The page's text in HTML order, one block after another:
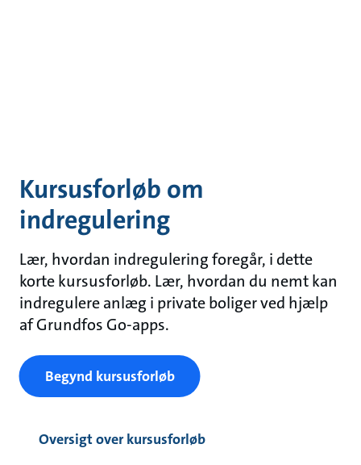
Kursusforløb om
indregulering
Lær, hvordan indregulering foregår, i dette
korte kursusforløb. Lær, hvordan du nemt kan
indregulere anlæg i private boliger ved hjælp
af Grundfos Go-apps.
Begynd kursusforløb
Oversigt over kursusforløb